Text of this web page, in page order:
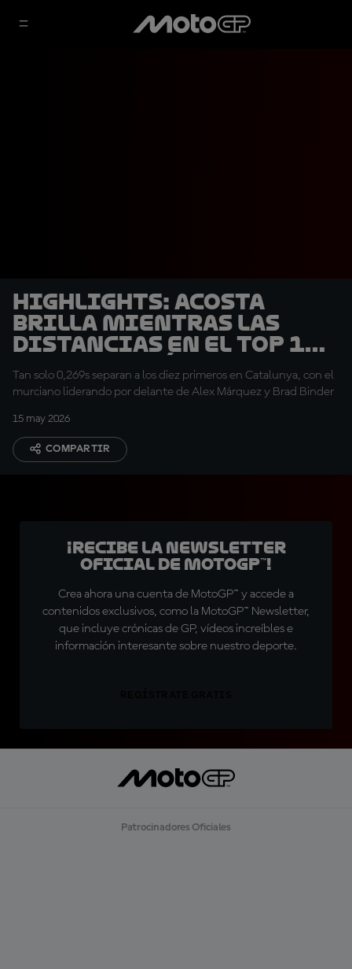
HIGHLIGHTS: Acosta
brilla mientras las
distancias en el Top 10
alcanzan mínimos
históricos
Tan solo 0,269s separan a los diez primeros en Catalunya, con el
murciano liderando por delante de Alex Márquez y Brad Binder
15 may 2026
COMPARTIR
¡Recibe la Newsletter
oficial de MotoGP™!
Crea ahora una cuenta de MotoGP™ y accede a
contenidos exclusivos, como la MotoGP™ Newsletter,
que incluye crónicas de GP, vídeos increíbles e
información interesante sobre nuestro deporte.
Patrocinadores Oficiales